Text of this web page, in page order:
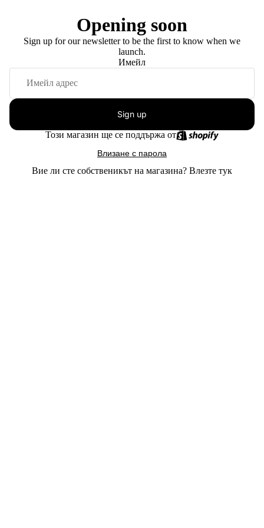
Opening soon
Sign up for our newsletter to be the first to know when we
launch.
Имейл
Sign up
Този магазин ще се поддържа от
Влизане с парола
Вие ли сте собственикът на магазина? Влезте тук